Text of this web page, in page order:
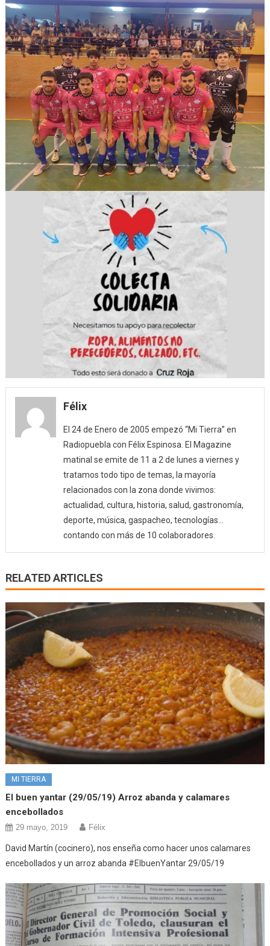
Félix
El 24 de Enero de 2005 empezó “Mi Tierra” en
Radiopuebla con Félix Espinosa. El Magazine
matinal se emite de 11 a 2 de lunes a viernes y
tratamos todo tipo de temas, la mayoría
relacionados con la zona donde vivimos:
actualidad, cultura, historia, salud, gastronomía,
deporte, música, gaspacheo, tecnologías…
contando con más de 10 colaboradores.
RELATED ARTICLES
MI TIERRA
El buen yantar (29/05/19) Arroz abanda y calamares
encebollados
29 mayo, 2019 Félix
David Martín (cocinero), nos enseña como hacer unos calamares
encebollados y un arroz abanda #ElbuenYantar 29/05/19